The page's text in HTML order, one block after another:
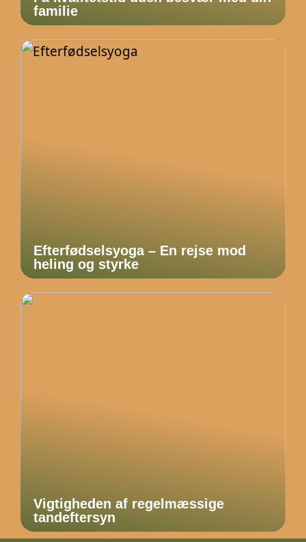
familie
Efterfødselsyoga – En rejse mod
heling og styrke
Vigtigheden af regelmæssige
tandeftersyn